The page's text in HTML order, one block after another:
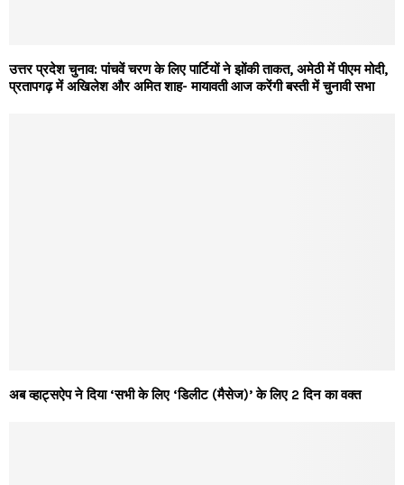
उत्तर प्रदेश चुनाव: पांचवें चरण के लिए पार्टियों ने झोंकी ताकत, अमेठी में पीएम मोदी,
प्रतापगढ़ में अखिलेश और अमित शाह- मायावती आज करेंगी बस्ती में चुनावी सभा
अब व्हाट्सऐप ने दिया ‘सभी के लिए ‘डिलीट (मैसेज)’ के लिए 2 दिन का वक्त